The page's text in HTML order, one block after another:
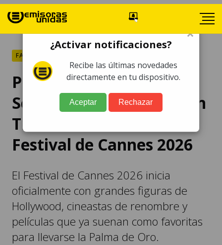
FARÁNDULA
Pedro Almodóvar,
Scarlett Johansson y John
Travolta brillarán en el
Festival de Cannes 2026
El Festival de Cannes 2026 inicia
oficialmente con grandes figuras de
Hollywood, cineastas de renombre y
películas que ya suenan como favoritas
para llevarse la Palma de Oro.
×
¿Activar notificaciones?
Recibe las últimas novedades
directamente en tu dispositivo.
Aceptar Rechazar